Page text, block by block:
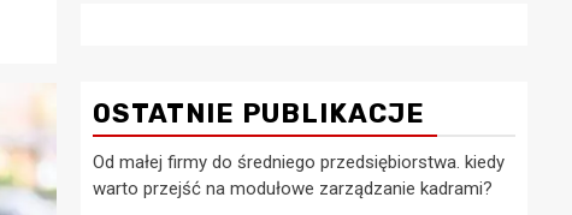
OSTATNIE PUBLIKACJE
Od małej firmy do średniego przedsiębiorstwa. kiedy
warto przejść na modułowe zarządzanie kadrami?